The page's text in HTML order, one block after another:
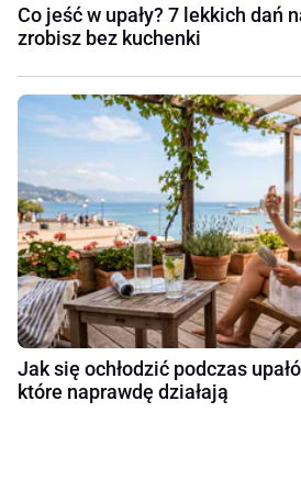
Co jeść w upały? 7 lekkich dań
zrobisz bez kuchenki
Jak się ochłodzić podczas
które naprawdę działają